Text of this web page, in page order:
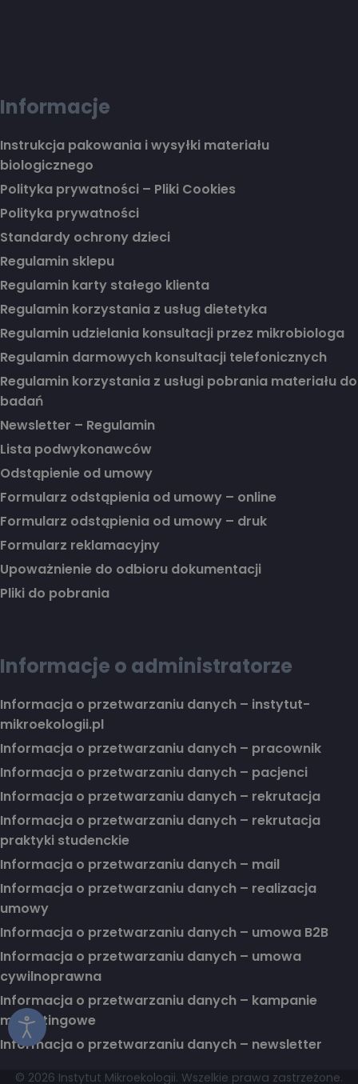
Informacje
Instrukcja pakowania i wysyłki materiału
biologicznego
Polityka prywatności – Pliki Cookies
Polityka prywatności
Standardy ochrony dzieci
Regulamin sklepu
Regulamin karty stałego klienta
Regulamin korzystania z usług dietetyka
Regulamin udzielania konsultacji przez mikrobiologa
Regulamin darmowych konsultacji telefonicznych
Regulamin korzystania z usługi pobrania materiału do
badań
Newsletter – Regulamin
Lista podwykonawców
Odstąpienie od umowy
Formularz odstąpienia od umowy – online
Formularz odstąpienia od umowy – druk
Formularz reklamacyjny
Upoważnienie do odbioru dokumentacji
Pliki do pobrania
Informacje o administratorze
Informacja o przetwarzaniu danych – instytut-
mikroekologii.pl
Informacja o przetwarzaniu danych – pracownik
Informacja o przetwarzaniu danych – pacjenci
Informacja o przetwarzaniu danych – rekrutacja
Informacja o przetwarzaniu danych – rekrutacja
praktyki studenckie
Informacja o przetwarzaniu danych – mail
Informacja o przetwarzaniu danych – realizacja
umowy
Informacja o przetwarzaniu danych – umowa B2B
Informacja o przetwarzaniu danych – umowa
cywilnoprawna
Informacja o przetwarzaniu danych – kampanie
marketingowe
Informacja o przetwarzaniu danych – newsletter
© 2026 Instytut Mikroekologii. Wszelkie prawa zastrzeżone.